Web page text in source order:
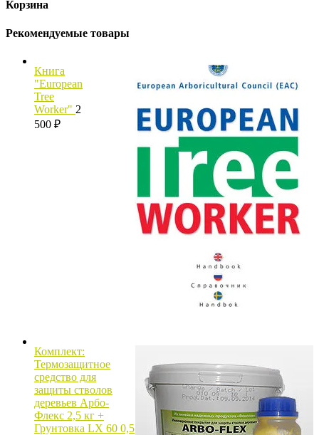
Корзина
Рекомендуемые товары
Книга
"European
Tree
Worker" 2
500 ₽
Комплект:
Термозащитное
средство для
защиты стволов
деревьев Арбо-
Флекс 2,5 кг +
Грунтовка LX 60 0,5